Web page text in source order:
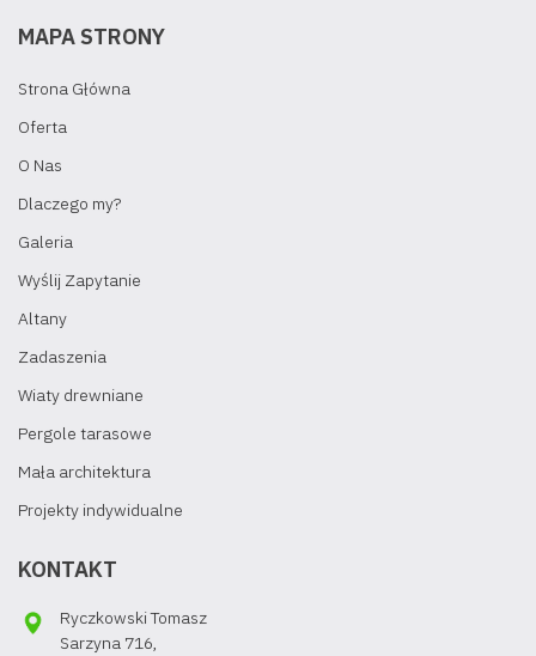
MAPA STRONY
Strona Główna
Oferta
O Nas
Dlaczego my?
Galeria
Wyślij Zapytanie
Altany
Zadaszenia
Wiaty drewniane
Pergole tarasowe
Mała architektura
Projekty indywidualne
KONTAKT
Ryczkowski Tomasz
Sarzyna 716,